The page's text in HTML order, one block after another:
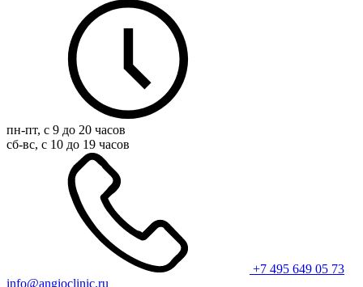
пн-пт, с 9 до 20 часов
сб-вс, с 10 до 19 часов
+7 495 649 05 73
info@angioclinic.ru